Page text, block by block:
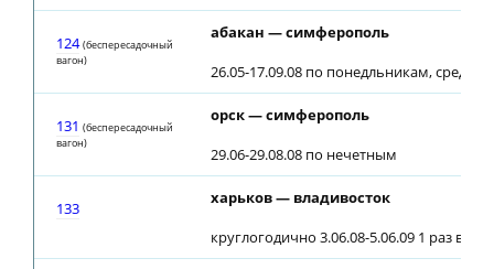
124 (беспересадочный
вагон)
абакан — симферополь
26.05-17.09.08 по понедльникам,
131 (беспересадочный
вагон)
орск — симферополь
29.06-29.08.08 по нечетным
133
харьков — владивосток
круглогодично 3.06.08-5.06.09 1 раз в